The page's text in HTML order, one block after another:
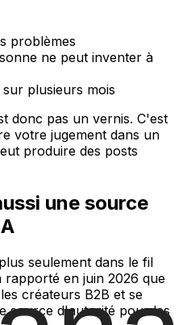
problèmes
ne peut inventer à
plusieurs mois
donc pas un vernis. C'est
votre jugement dans un
produire des posts
une source
seulement dans le fil
rapporté en juin 2026 que
créateurs B2B et se
source d'autorité pour les